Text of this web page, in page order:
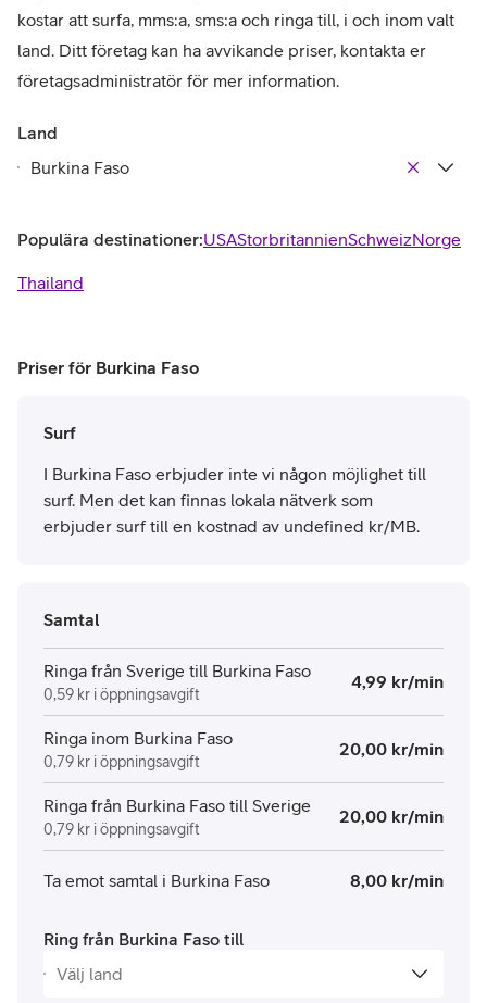
kostar att surfa, mms:a, sms:a och ringa till, i och inom valt
land. Ditt företag kan ha avvikande priser, kontakta er
företagsadministratör för mer information.
Land
Populära destinationer:USAStorbritannienSchweizNorge
Thailand
Priser för Burkina Faso
Surf
I Burkina Faso erbjuder inte vi någon möjlighet till
surf. Men det kan finnas lokala nätverk som
erbjuder surf till en kostnad av undefined kr/MB.
Samtal
Ringa från Sverige till Burkina Faso
0,59 kr i öppningsavgift
4,99 kr/min
Ringa inom Burkina Faso
0,79 kr i öppningsavgift
20,00 kr/min
Ringa från Burkina Faso till Sverige
0,79 kr i öppningsavgift
20,00 kr/min
Ta emot samtal i Burkina Faso 8,00 kr/min
Ring från Burkina Faso till